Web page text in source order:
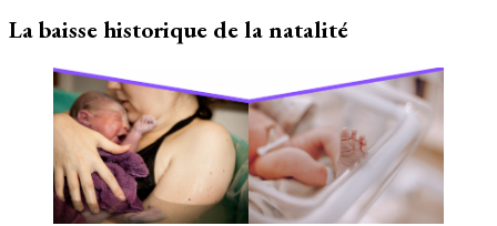
La baisse historique de la natalité